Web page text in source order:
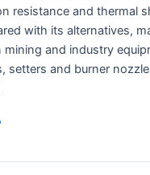
resistance and thermal
with its alternatives,
mining and industry
setters and burner